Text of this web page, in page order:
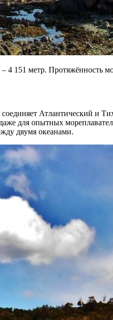
151 метр. Протяжённость
Атлантический и
для опытных
двумя океанами.